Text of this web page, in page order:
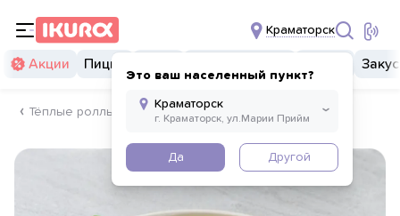
Краматорск
Это ваш населенный пункт?
Да Другой
Акции Пицца
Тёплые роллы